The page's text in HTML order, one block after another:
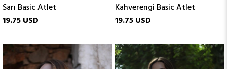
Sarı Basic Atlet
19.75 USD
Kahverengi Basic Atlet
19.75 USD